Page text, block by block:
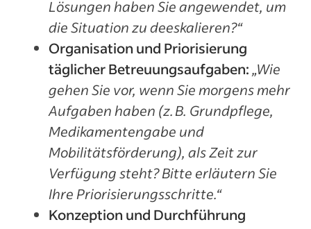
Lösungen haben Sie angewendet, um
die Situation zu deeskalieren?“
Organisation und Priorisierung
täglicher Betreuungsaufgaben:„Wie
gehen Sie vor, wenn Sie morgens mehr
Aufgaben haben (z. B. Grundpflege,
Medikamentengabe und
Mobilitätsförderung), als Zeit zur
Verfügung steht? Bitte erläutern Sie
Ihre Priorisierungsschritte.“
Konzeption und Durchführung